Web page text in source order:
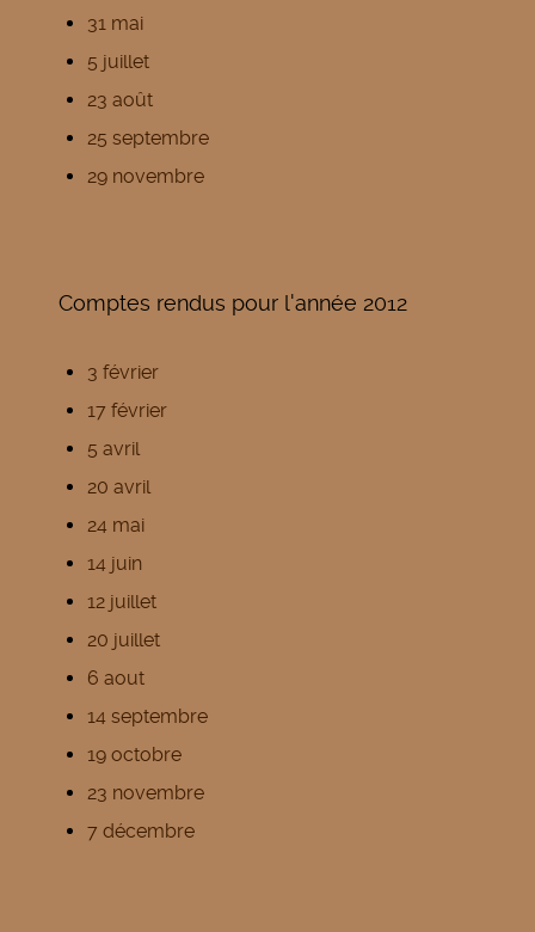
31 mai
5 juillet
23 août
25 septembre
29 novembre
Comptes rendus pour l'année 2012
3 février
17 février
5 avril
20 avril
24 mai
14 juin
12 juillet
20 juillet
6 aout
14 septembre
19 octobre
23 novembre
7 décembre